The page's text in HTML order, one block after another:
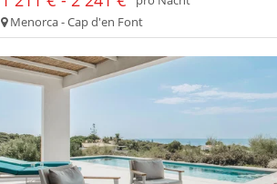
Menorca - Cap d'en Font